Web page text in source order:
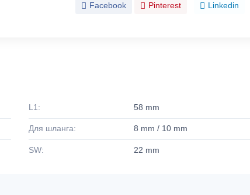
Facebook Pinterest Linkedin
L1: 58 mm
Для шланга: 8 mm / 10 mm
SW: 22 mm